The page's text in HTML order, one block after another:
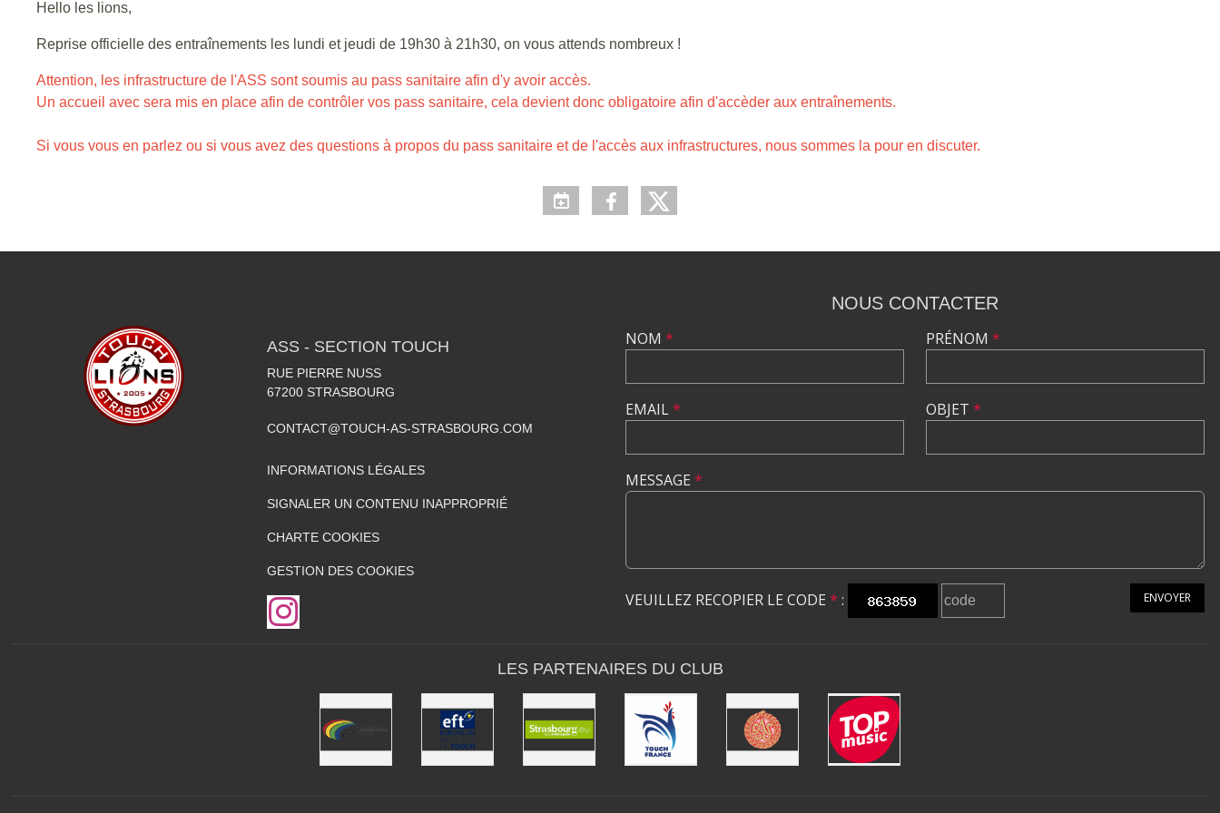
Hello les lions,
Reprise officielle des entraînements les lundi et jeudi de 19h30 à 21h30, on vous attends nombreux !
Attention, les infrastructure de l'ASS sont soumis au pass sanitaire afin d'y avoir accès.
Un accueil avec sera mis en place afin de contrôler vos pass sanitaire, cela devient donc obligatoire afin d'accèder aux entraînements.
Si vous vous en parlez ou si vous avez des questions à propos du pass sanitaire et de l'accès aux infrastructures, nous sommes la pour en discuter.
ASS - SECTION TOUCH
RUE PIERRE NUSS
67200 STRASBOURG
CONTACT@TOUCH-AS-STRASBOURG.COM
INFORMATIONS LÉGALES
SIGNALER UN CONTENU INAPPROPRIÉ
CHARTE COOKIES
GESTION DES COOKIES
NOUS CONTACTER
NOM *
EMAIL*
PRÉNOM *
OBJET *
MESSAGE *
VEUILLEZ RECOPIER LE CODE * : ENVOYER
LES PARTENAIRES DU CLUB